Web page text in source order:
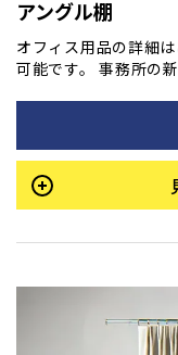
アングル棚
オフィス用品の詳細
可能です。 事務所の